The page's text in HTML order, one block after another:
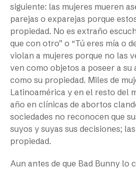
siguiente: las mujeres mueren
parejas o exparejas porque
propiedad. No es extraño
que con otro” o “Tú eres mía o
violan a mujeres porque no las
ven como objetos a poseer a su
como su propiedad. Miles de
Latinoamérica y en el resto del
año en clínicas de abortos
sociedades no reconocen que
suyos y suyas sus decisiones;
propiedad.
Aun antes de que Bad Bunny lo